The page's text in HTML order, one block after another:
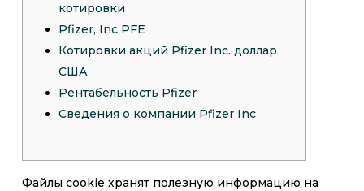
котировки
Pfizer, Inc PFE
Котировки акций Pfizer Inc. доллар
США
Рентабельность Pfizer
Сведения о компании Pfizer Inc
Файлы cookie хранят полезную информацию на